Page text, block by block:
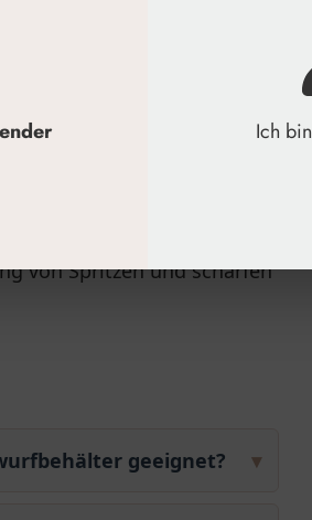
verschließen.
von Spritzen und scharfen
▾
geeignet?
Ich bin